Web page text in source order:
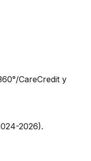
CareCredit y
2026).